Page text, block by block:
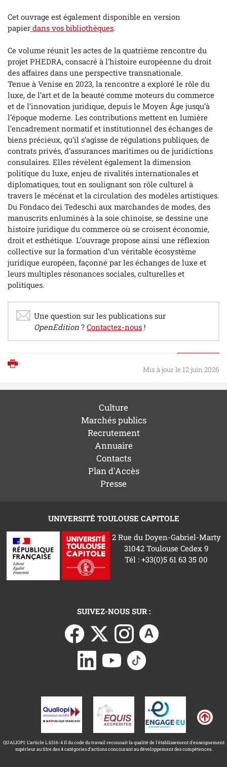
Cet ouvrage est également disponible en version
papier dans vos bibliothèques.
Ce volume réunit les actes de la quatrième rencontre du
projet PHEDRA, consacré à l’histoire européenne du droit
des affaires dans une perspective transnationale.
Tenue à Venise en 2023, la rencontre a exploré le rôle du
luxe, de l’art et de la beauté comme moteurs du commerce
et de l’innovation juridique, depuis le Moyen Âge jusqu’à
l’époque moderne. Les contributions mettent en lumière
l’encadrement normatif et institutionnel des échanges de
biens précieux, qu’il s’agisse de régulations publiques, de
contrats privés, d’assurances maritimes ou de juridictions
consulaires. Elles révèlent également la dimension
politique du luxe, enjeu de rivalités internationales et
diplomatiques, tout en soulignant son rôle culturel à
travers le mécénat et la circulation des modèles artistiques.
Du Fondaco dei Tedeschi aux marchandes de modes, des
manuscrits enluminés à la soie chinoise, se dessine une
histoire juridique du commerce où se croisent économie,
droit et esthétique. L’ouvrage propose ainsi une réflexion
collective sur la formation d’un véritable écosystème
juridique européen, façonné par les échanges de luxe et
leurs multiples résonances sociales, culturelles et
politiques.
Une question sur les publications sur
OpenEdition ? Contactez-nous !
Mis à jour le 12 juin 2026
Culture
Marchés publics
Recrutement
Annuaire
Contacts
Plan d'Accès
Presse
UNIVERSITÉ TOULOUSE CAPITOLE
2 Rue du Doyen-Gabriel-Marty
31042 Toulouse Cedex 9
Tél : +33(0)5 61 63 35 00
SUIVEZ-NOUS SUR :
QUALIOPI: L'article L.6316-4 II du code du travail reconnait la qualité de l'établissement d'enseignement
supérieur au titre des 4 catégories d'actions concourant au développement des compétences.